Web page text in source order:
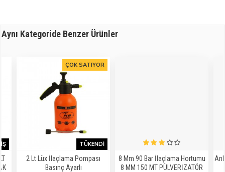
Aynı Kategoride Benzer Ürünler
ÇOK SATIYOR
TÜKENDI
2 Lt Lüx İlaçlama Pompası
Basınç Ayarlı
8 Mm 90 Bar İlaçlama Hortumu
8 MM 150 MT PÜLVERİZATÖR